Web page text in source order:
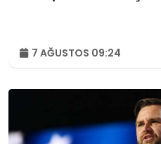
7 AĞUSTOS 09:24